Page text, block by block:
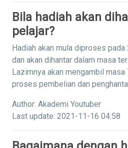
Bila hadiah akan
pelajar?
Hadiah akan mula diproses
dan akan dihantar dalam masa
Lazimnya akan mengambil masa
proses pembelian dan
Author: Akademi Youtuber
Last update: 2021-11-16 04:58